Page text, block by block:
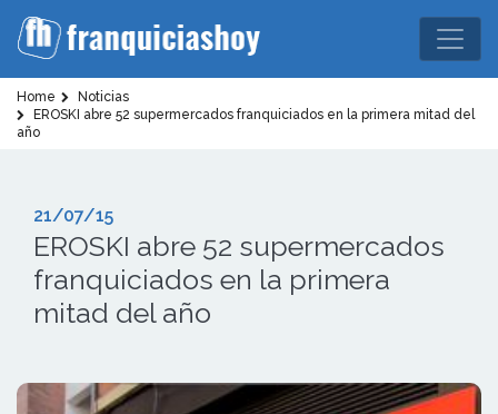
Home
Noticias
EROSKI abre 52 supermercados franquiciados en la primera mitad del
año
21/07/15
EROSKI abre 52 supermercados
franquiciados en la primera
mitad del año